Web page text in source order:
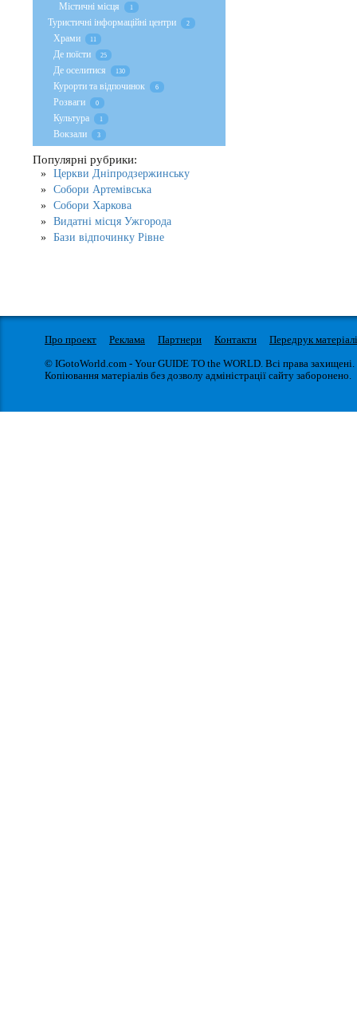
Містичні місця 1
Туристичні інформаційні центри 2
Храми 11
Де поїсти 25
Де оселитися 130
Курорти та відпочинок 6
Розваги 0
Культура 1
Вокзали 3
Популярні рубрики:
Церкви Дніпродзержинську
Собори Артемівська
Собори Харкова
Видатні місця Ужгорода
Бази відпочинку Рівне
Про проект Реклама Партнери Контакти
Передрук
© IGotoWorld.com - Your GUIDE TO the WORLD. Всі права захищені.
Копіювання матеріалів без дозволу адміністрації сайту заборонено.